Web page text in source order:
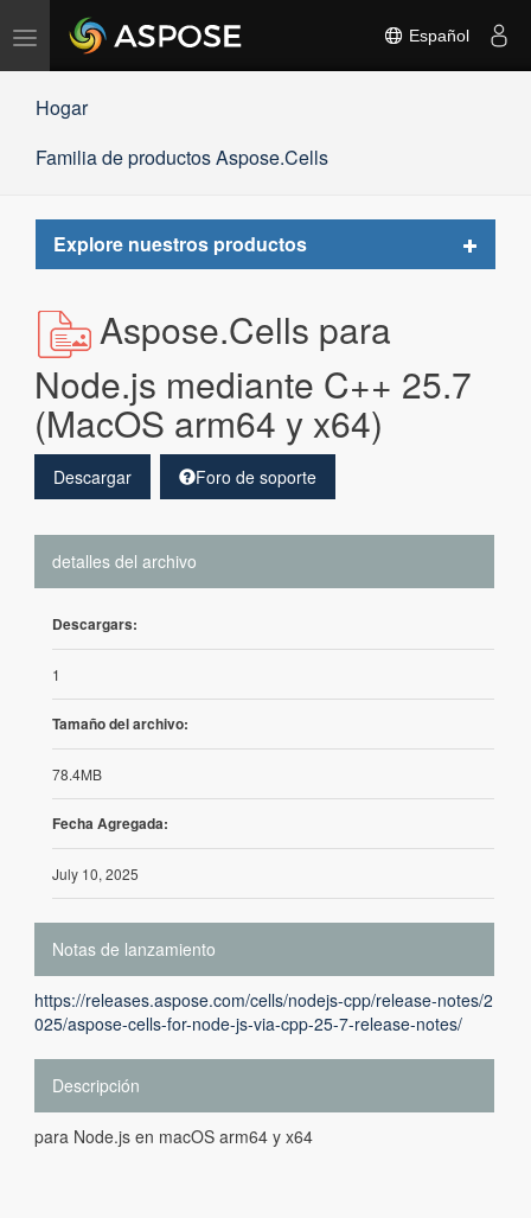
Alternar
navegación
Español
Hogar
Familia de productos Aspose.Cells
Explore nuestros productos
Toggle
Aspose.Cells para
Node.js mediante C++ 25.7
(MacOS arm64 y x64)
Descargar Foro de soporte
detalles del archivo
Descargars:
1
Tamaño del archivo:
78.4MB
Fecha Agregada:
July 10, 2025
Notas de lanzamiento
https://releases.aspose.com/cells/nodejs-cpp/release-notes/2
025/aspose-cells-for-node-js-via-cpp-25-7-release-notes/
Descripción
para Node.js en macOS arm64 y x64